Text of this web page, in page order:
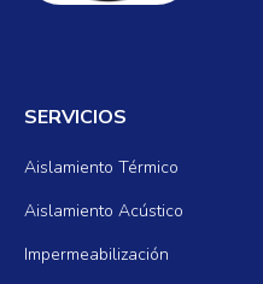
SERVICIOS
Aislamiento Térmico
Aislamiento Acústico
Impermeabilización